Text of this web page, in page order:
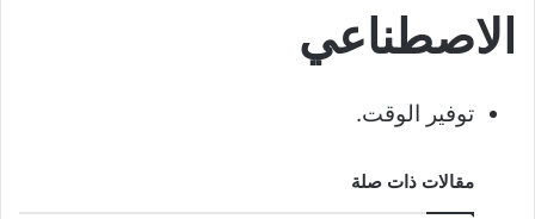
الاصطناعي
توفير الوقت.
مقالات ذات صلة